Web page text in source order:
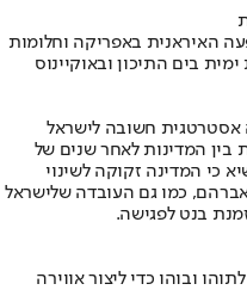
האיראנית באפריקה וחלומות
בים התיכון ובאוקיינוס
אסטרטגית חשובה לישראל
בין המדינות לאחר שנים של
כי המדינה זקוקה לשינוי
כמו גם העובדה שלישראל
בנט לפגישה.
ובוהו כדי ליצור אווירה